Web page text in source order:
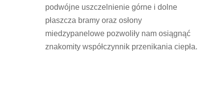
podwójne uszczelnienie górne i dolne
płaszcza bramy oraz osłony
miedzypanelowe pozwoliły nam osiągnąć
znakomity współczynnik przenikania ciepła.